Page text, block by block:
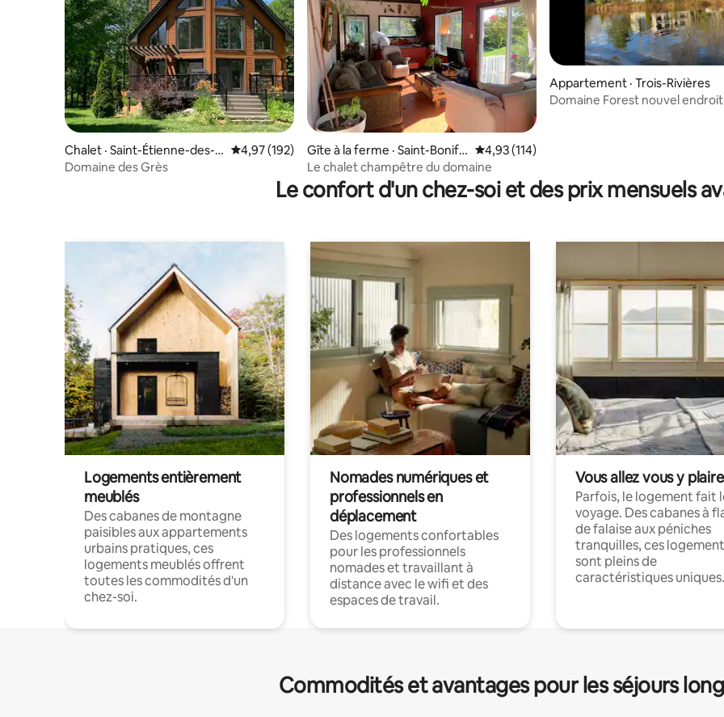
Chalet · Saint-Étienne-des-G
rès
Note moyenne de 4,97 sur 5, 192 commentaires
4,97 (192)
Domaine des Grès
Gîte à la ferme · Saint-Bonifa
ce
Note moyenne de 4,93 sur 5, 114
4,93 (114)
Le chalet champêtre du domaine
Appartement · Trois-Rivières
Domaine Forest nouvel
Le confort d'un chez-soi et des prix mensuels
Logements entièrement
meublés
Des cabanes de montagne
paisibles aux appartements
urbains pratiques, ces
logements meublés offrent
toutes les commodités d'un
chez-soi.
Nomades numériques et
professionnels en
déplacement
Des logements confortables
pour les professionnels
nomades et travaillant à
distance avec le wifi et des
espaces de travail.
Vous allez vous y plaire
Parfois, le logement fait
voyage. Des cabanes à
de falaise aux péniches
tranquilles, ces
sont pleins de
caractéristiques uniques.
Commodités et avantages pour les séjours